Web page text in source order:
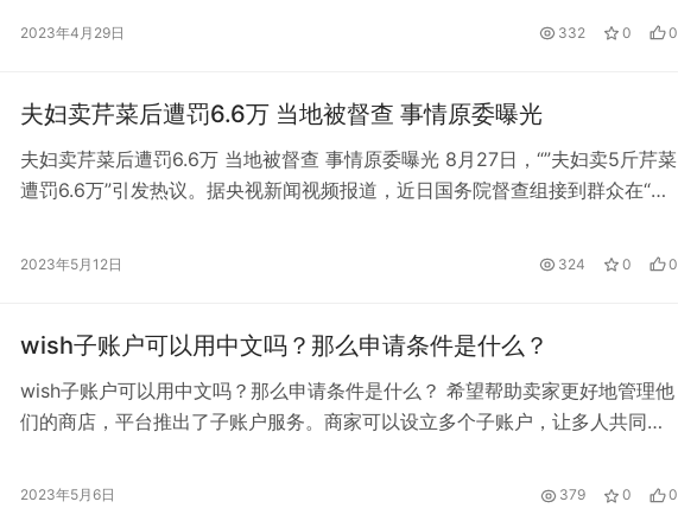
要一些废弃的纸箱和小工具。而大学生们的无限创意赋予每一只“纸盒狗”的独
2023年4月29日 332 0 0
夫妇卖芹菜后遭罚6.6万 当地被督查 事情原委曝光
夫妇卖芹菜后遭罚6.6万 当地被督查 事情原委曝光 8月27日，“”夫妇卖5斤芹菜
遭罚6.6万”引发热议。据央视新闻视频报道，近日国务院督查组接到群众在“国
管部门罚了6.6万元，督查组对此展开调查走访。 罗某夫妇经营一家蔬菜粮油
2023年5月12日 324 0 0
wish子账户可以用中文吗？那么申请条件是什么？
wish子账户可以用中文吗？那么申请条件是什么？ 希望帮助卖家更好地管理他
们的商店，平台推出了子账户服务。商家可以设立多个子账户，让多人共同管
申请条件是什么？ 如果卖家雇佣几个员工来经营店铺，对商家来说更方便，心
2023年5月6日 379 0 0